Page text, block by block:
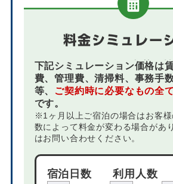
下記シミュレーション価格は
費、管理費、清掃料、事務手
等、 ご契約時に必要なもの全
です。
※1ヶ月以上ご宿泊の場合はお客様
数によって料金が変わる場合があ
はお問い合わせください。
宿泊日数
利用人数